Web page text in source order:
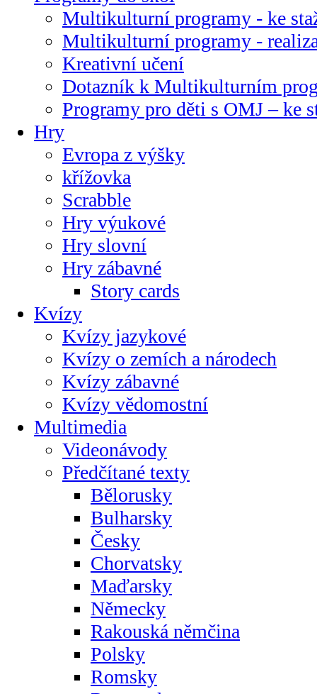
Multikulturní programy - ke
Multikulturní programy -
Kreativní učení
Dotazník k Multikulturním
Programy pro děti s OMJ – ke
Hry
Evropa z výšky
křížovka
Scrabble
Hry výukové
Hry slovní
Hry zábavné
Story cards
Kvízy
Kvízy jazykové
Kvízy o zemích a národech
Kvízy zábavné
Kvízy vědomostní
Multimedia
Videonávody
Předčítané texty
Bělorusky
Bulharsky
Česky
Chorvatsky
Maďarsky
Německy
Rakouská němčina
Polsky
Romsky